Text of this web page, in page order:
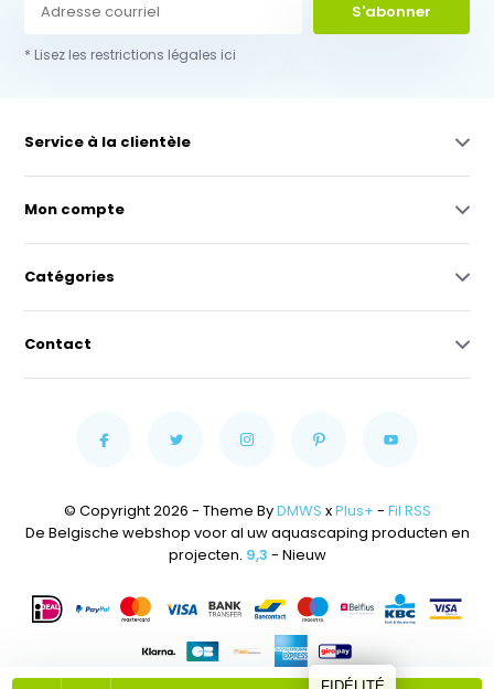
S'abonner
* Lisez les restrictions légales ici
Service à la clientèle
Mon compte
Catégories
Contact
© Copyright 2026 - Theme ByDMWS xPlus+ - Fil RSS
De Belgische webshop voor al uw aquascaping producten en
projecten. 9,3 - Nieuw